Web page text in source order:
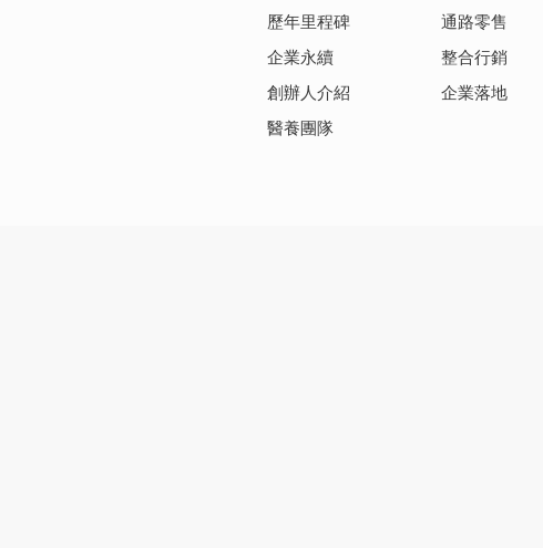
歷年里程碑
企業永續
創辦人介紹
醫養團隊
通路零售
整合行銷
企業落地